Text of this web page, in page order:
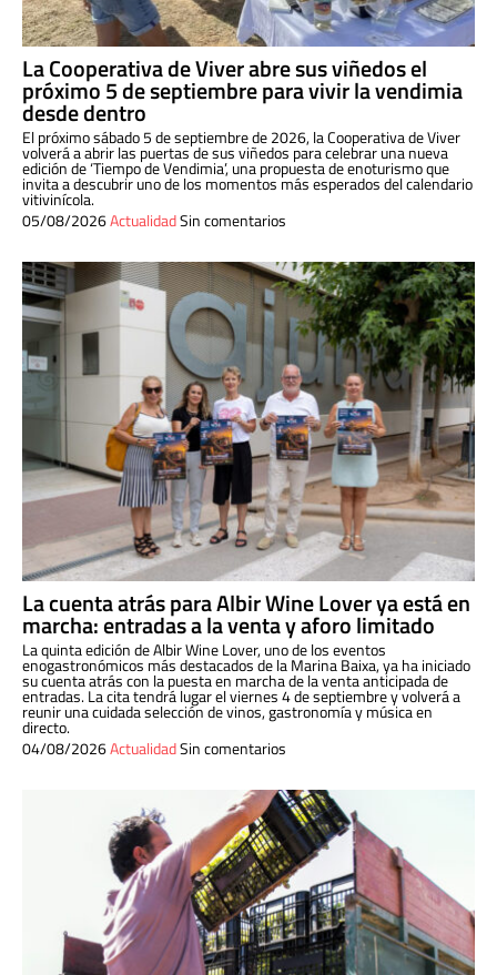
La Cooperativa de Viver abre sus viñedos el
próximo 5 de septiembre para vivir la vendimia
desde dentro
El próximo sábado 5 de septiembre de 2026, la Cooperativa de Viver
volverá a abrir las puertas de sus viñedos para celebrar una nueva
edición de ‘Tiempo de Vendimia’, una propuesta de enoturismo que
invita a descubrir uno de los momentos más esperados del calendario
vitivinícola.
05/08/2026ActualidadSin comentarios
La cuenta atrás para Albir Wine Lover ya está en
marcha: entradas a la venta y aforo limitado
La quinta edición de Albir Wine Lover, uno de los eventos
enogastronómicos más destacados de la Marina Baixa, ya ha iniciado
su cuenta atrás con la puesta en marcha de la venta anticipada de
entradas. La cita tendrá lugar el viernes 4 de septiembre y volverá a
reunir una cuidada selección de vinos, gastronomía y música en
directo.
04/08/2026ActualidadSin comentarios